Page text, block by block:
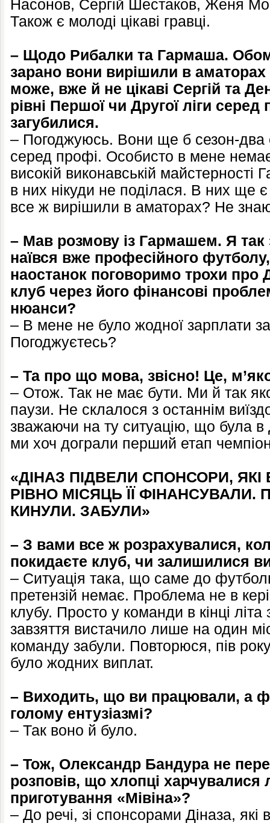
Насонов, Сергій Шестаков, Женя
Також є молоді цікаві гравці.
– Щодо Рибалки та Гармаша.
зарано вони вирішили в аматорах
може, вже й не цікаві Сергій та
рівні Першої чи Другої ліги
загубилися.
– Погоджуюсь. Вони ще б сезон-два
серед профі. Особисто в мене
високій виконавській
в них нікуди не поділася. В них ще
все ж вирішили в аматорах? Не
– Мав розмову із Гармашем. Я так
наївся вже професійного
наостанок поговоримо трохи про
клуб через його фінансові
нюанси?
– В мене не було жодної зарплати
Погоджуєтесь?
– Та про що мова, звісно! Це,
– Отож. Так не має бути. Ми й так
паузи. Не склалося з останнім
зважаючи на ту ситуацію, що була в
ми хоч дограли перший етап
«ДІНАЗ ПІДВЕЛИ СПОНСОРИ,
РІВНО МІСЯЦЬ ЇЇ ФІНАНСУВАЛИ.
КИНУЛИ. ЗАБУЛИ»
– З вами все ж розрахувалися,
покидаєте клуб, чи залишилися
– Ситуація така, що саме до
претензій немає. Проблема не в
клубу. Просто у команди в кінці
завзяття вистачило лише на один
команду забули. Повторюся, пів
було жодних виплат.
– Виходить, що ви працювали, а
голому ентузіазмі?
– Так воно й було.
– Тож, Олександр Бандура не
розповів, що хлопці
приготування «Мівіна»?
– До речі, зі спонсорами Діназа,